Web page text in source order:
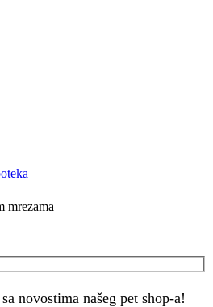
mrezama
novostima našeg pet shop-a!